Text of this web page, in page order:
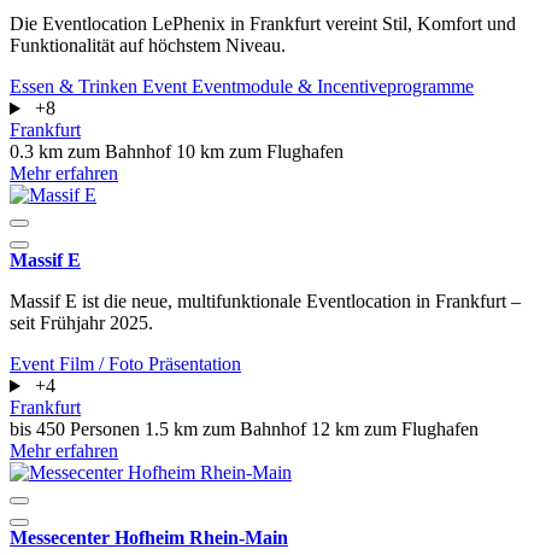
Die Eventlocation LePhenix in Frankfurt vereint Stil, Komfort und
Funktionalität auf höchstem Niveau.
Essen & Trinken Event Eventmodule & Incentiveprogramme
+8
Frankfurt
0.3 km zum Bahnhof 10 km zum Flughafen
Mehr erfahren
Massif E
Massif E ist die neue, multifunktionale Eventlocation in Frankfurt –
seit Frühjahr 2025.
Event Film / Foto Präsentation
+4
Frankfurt
bis 450 Personen 1.5 km zum Bahnhof 12 km zum Flughafen
Mehr erfahren
Messecenter Hofheim Rhein-Main